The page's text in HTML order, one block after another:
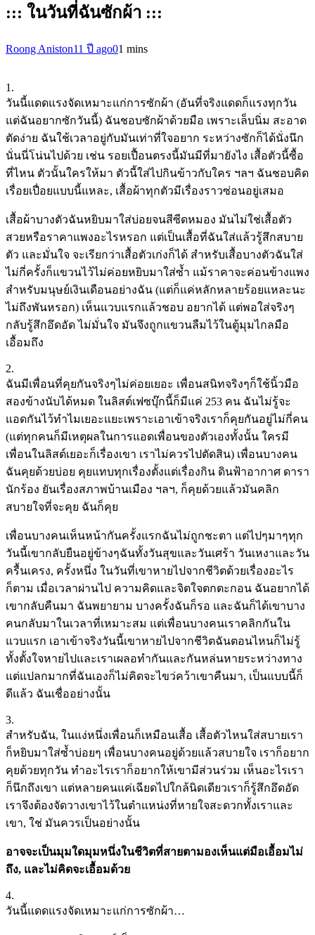
::: ในวันที่ฉันซักผ้า :::
Roong Aniston11 ปี ago01 mins
1.
วันนี้แดดแรงจัดเหมาะแก่การซักผ้า (อันที่จริงแดดก็แรงทุกวัน
แต่ฉันอยากซักวันนี้) ฉันชอบซักผ้าด้วยมือ เพราะเล็บนิ่ม สะอาด
ตัดง่าย ฉันใช้เวลาอยู่กับมันเท่าที่ใจอยาก ระหว่างซักก็ได้นั่งนึก
นั่นนี่โน่นไปด้วย เช่น รอยเปื้อนตรงนี้มันมีที่มายังไง เสื้อตัวนี้ซื้อ
ที่ไหน ตัวนั้นใครให้มา ตัวนี้ใส่ไปกินข้าวกับใคร ฯลฯ ฉันชอบคิด
เรื่อยเปื่อยแบบนี้แหละ, เสื้อผ้าทุกตัวมีเรื่องราวซ่อนอยู่เสมอ
เสื้อผ้าบางตัวฉันหยิบมาใส่บ่อยจนสีซีดหมอง มันไม่ใช่เสื้อตัว
สวยหรือราคาแพงอะไรหรอก แต่เป็นเสื้อที่ฉันใส่แล้วรู้สึกสบาย
ตัว และมั่นใจ จะเรียกว่าเสื้อตัวเก่งก็ได้ สำหรับเสื้อบางตัวฉันใส่
ไม่กี่ครั้งก็แขวนไว้ไม่ค่อยหยิบมาใส่ซ้ำ แม้ราคาจะค่อนข้างแพง
สำหรับมนุษย์เงินเดือนอย่างฉัน (แต่ก็แค่หลักหลายร้อยแหละนะ
ไม่ถึงพันหรอก) เห็นแวบแรกแล้วชอบ อยากได้ แต่พอใส่จริงๆ
กลับรู้สึกอึดอัด ไม่มั่นใจ มันจึงถูกแขวนลืมไว้ในตู้มุมไกลมือ
เอื้อมถึง
2.
ฉันมีเพื่อนที่คุยกันจริงๆไม่ค่อยเยอะ เพื่อนสนิทจริงๆก็ใช้นิ้วมือ
สองข้างนับได้หมด ในลิสต์เฟซบุ๊กนี้ก็มีแค่ 253 คน ฉันไม่รู้จะ
แอดกันไว้ทำไมเยอะแยะเพราะเอาเข้าจริงเราก็คุยกันอยู่ไม่กี่คน
(แต่ทุกคนก็มีเหตุผลในการแอดเพื่อนของตัวเองทั้งนั้น ใครมี
เพื่อนในลิสต์เยอะก็เรื่องเขา เราไม่ควรไปตัดสิน) เพื่อนบางคน
ฉันคุยด้วยบ่อย คุยแทบทุกเรื่องตั้งแต่เรื่องกิน ดินฟ้าอากาศ ดารา
นักร้อง ยันเรื่องสภาพบ้านเมือง ฯลฯ, ก็คุยด้วยแล้วมันคลิก
สบายใจที่จะคุย ฉันก็คุย
เพื่อนบางคนเห็นหน้ากันครั้งแรกฉันไม่ถูกชะตา แต่ไปๆมาๆทุก
วันนี้เขากลับยืนอยู่ข้างๆฉันทั้งวันสุขและวันเศร้า วันเหงาและวัน
ครื้นเครง, ครั้งหนึ่ง ในวันที่เขาหายไปจากชีวิตด้วยเรื่องอะไร
ก็ตาม เมื่อเวลาผ่านไป ความคิดและจิตใจตกตะกอน ฉันอยากได้
เขากลับคืนมา ฉันพยายาม บางครั้งฉันก็รอ และฉันก็ได้เขาบาง
คนกลับมาในเวลาที่เหมาะสม แต่เพื่อนบางคนเราคลิกกันใน
แวบแรก เอาเข้าจริงวันนี้เขาหายไปจากชีวิตฉันตอนไหนก็ไม่รู้
ทั้งตั้งใจหายไปและเราเผลอทำกันและกันหล่นหายระหว่างทาง
แต่แปลกมากที่ฉันเองก็ไม่คิดจะไขว่คว้าเขาคืนมา, เป็นแบบนี้ก็
ดีแล้ว ฉันเชื่ออย่างนั้น
3.
สำหรับฉัน, ในแง่หนึ่งเพื่อนก็เหมือนเสื้อ เสื้อตัวไหนใส่สบายเรา
ก็หยิบมาใส่ซ้ำบ่อยๆ เพื่อนบางคนอยู่ด้วยแล้วสบายใจ เราก็อยาก
คุยด้วยทุกวัน ทำอะไรเราก็อยากให้เขามีส่วนร่วม เห็นอะไรเรา
ก็นึกถึงเขา แต่หลายคนแค่เฉียดไปใกล้นิดเดียวเราก็รู้สึกอึดอัด
เราจึงต้องจัดวางเขาไว้ในตำแหน่งที่หายใจสะดวกทั้งเราและ
เขา, ใช่ มันควรเป็นอย่างนั้น
อาจจะเป็นมุมใดมุมหนึ่งในชีวิตที่สายตามองเห็นแต่มือเอื้อมไม่
ถึง, และไม่คิดจะเอื้อมด้วย
4.
วันนี้แดดแรงจัดเหมาะแก่การซักผ้า…